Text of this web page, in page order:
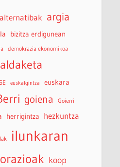
alternatibak argia
bizitza erdigunean
demokrazia ekonomikoa
euskalgintza euskara
goiena Goierri
herrigintza hezkuntza
ilunkaran
koop